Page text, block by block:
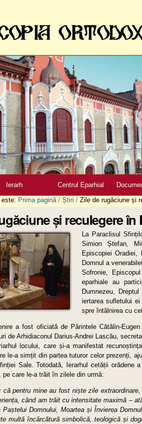
Ierarh Centrul Eparhial
este: Prima pagină / Știri / Zile de rugăciune și
și reculegere
La Paraclisul
Simion Ștefan,
Episcopiei
Domnul a
Sofronie,
eparhiale au
Dumnezeu,
iertarea sufletului
spre întâlnirea cu
a fost oficiată de Părintele Cătălin-
de Arhidiaconul Darius-Andrei Lascău,
locului, care și-a manifestat
le-a simțit din partea tuturor celor prezenți,
Sale. Totodată, Ierarhul cetății orădene
pe care le-a trăit în zilele din urmă:
că pentru mine au fost niște zile
când am trăit cu intensitate maximă –
Paștelui Domnului, Moartea și Învierea
multă încărcătură simbolică, teologică și